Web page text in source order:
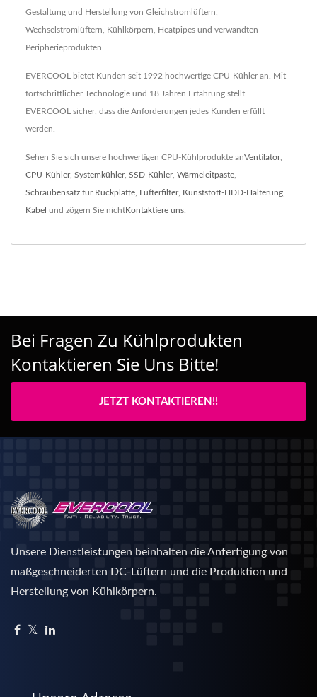
Gestaltung und Herstellung von Gleichstromlüftern,
Wechselstromlüftern, Kühlkörpern, Heatpipes und verwandten
Peripherieprodukten.
EVERCOOL bietet Kunden seit 1992 hochwertige CPU-Kühler an. Mit
fortschrittlicher Technologie und 18 Jahren Erfahrung stellt
EVERCOOL sicher, dass die Anforderungen jedes Kunden erfüllt
werden.
Sehen Sie sich unsere hochwertigen CPU-Kühlprodukte anVentilator,
CPU-Kühler, Systemkühler, SSD-Kühler, Wärmeleitpaste
Schraubensatz für Rückplatte Lüfterfilter, Kunststoff-HDD-Halterung
Kabel und zögern Sie nichtKontaktiere uns
Bei Fragen Zu Kühlprodukten
Kontaktieren Sie Uns Bitte!
JETZT KONTAKTIEREN!!
Unsere Dienstleistungen beinhalten die Anfertigung von
maßgeschneiderten DC-Lüftern und die Produktion und
Herstellung von Kühlkörpern.